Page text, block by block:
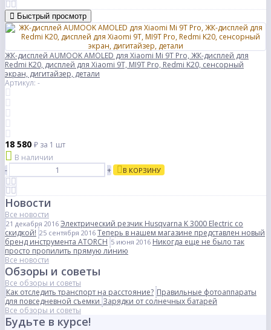
Быстрый просмотр
ЖК-дисплей AUMOOK AMOLED для Xiaomi Mi 9T Pro, ЖК-дисплей для
Redmi K20, дисплей для Xiaomi 9T, MI9T Pro, Redmi K20, сенсорный
экран, дигитайзер, детали
Артикул: -
18 580 ₽ за 1 шт
В наличии
-
+ В КОРЗИНУ
Новости
Все новости
21 декабря 2016 Электрический резчик Husqvarna K 3000 Electric со
скидкой! 25 сентября 2016 Теперь в нашем магазине представлен новый
бренд инструмента ATORCH 5 июня 2016 Никогда еще не было так
просто пропилить прямую линию
Все новости
Обзоры и советы
Все обзоры и советы
Как отследить транспорт на расстояние? Правильные фотоаппараты
для повседневной съемки Зарядки от солнечных батарей
Все обзоры и советы
Будьте в курсе!